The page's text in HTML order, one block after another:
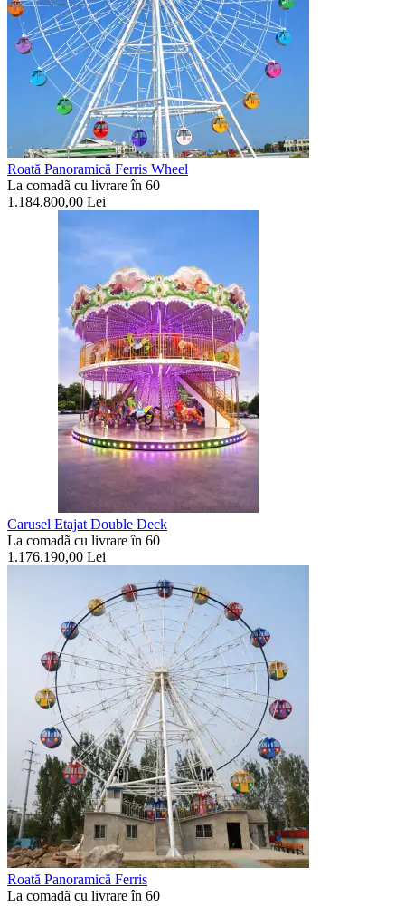
Roată Panoramică Ferris Wheel
La comadã cu livrare în 60
1.184.800,00 Lei
Carusel Etajat Double Deck
La comadã cu livrare în 60
1.176.190,00 Lei
Roată Panoramică Ferris
La comadã cu livrare în 60